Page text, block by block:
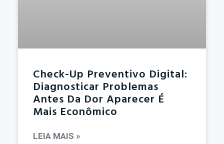
Check-Up Preventivo Digital:
Diagnosticar Problemas
Antes Da Dor Aparecer É
Mais Econômico
LEIA MAIS »